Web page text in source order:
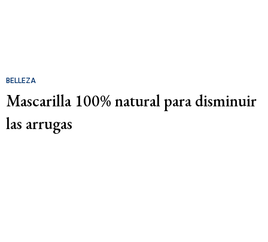
BELLEZA
Mascarilla 100% natural para disminuir
las arrugas